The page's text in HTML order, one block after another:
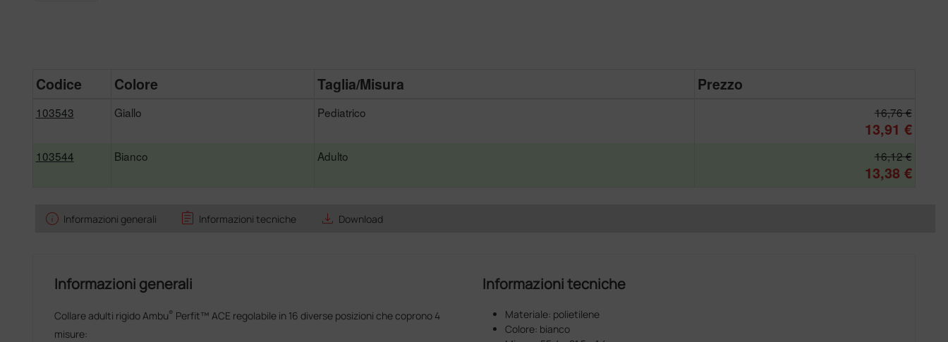
Codice Colore Taglia/Misura Prezzo
103543 Giallo Pediatrico 16,76 €
13,91 €
103544 Bianco Adulto 16,12 €
13,38 €
info Informazioni generali assignment Informazioni tecniche save_alt Download
Informazioni generali
Collare adulti rigido Ambu® Perfit™ ACE regolabile in 16 diverse posizioni che coprono 4
misure:
Informazioni tecniche
Materiale: polietilene
Colore: bianco